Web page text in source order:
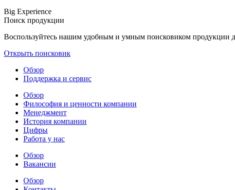
Big Experience
Поиск продукции
Воспользуйтесь нашим удобным и умным поисковиком продукции
Открыть поисковик
Обзор
Поддержка и сервис
Обзор
Философия и ценности компании
Менеджмент
История компании
Цифры
Работа у нас
Обзор
Вакансии
Обзор